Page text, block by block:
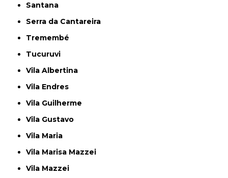
Santana
Serra da Cantareira
Tremembé
Tucuruvi
Vila Albertina
Vila Endres
Vila Guilherme
Vila Gustavo
Vila Maria
Vila Marisa Mazzei
Vila Mazzei